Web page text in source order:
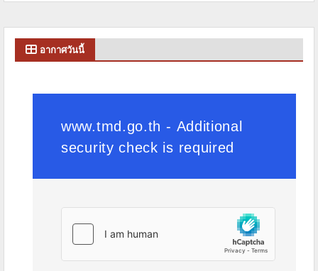
อากาศวันนี้